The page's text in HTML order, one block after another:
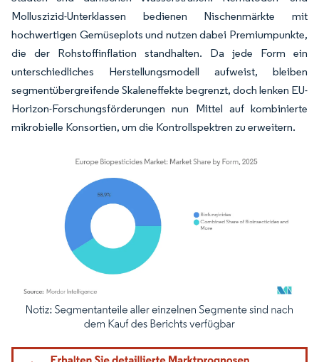
Molluszizid-Unterklassen bedienen Nischenmärkte mit
hochwertigen Gemüseplots und nutzen dabei Premiumpunkte,
die der Rohstoffinflation standhalten. Da jede Form ein
unterschiedliches Herstellungsmodell aufweist, bleiben
segmentübergreifende Skaleneffekte begrenzt, doch lenken EU-
Horizon-Forschungsförderungen nun Mittel auf kombinierte
mikrobielle Konsortien, um die Kontrollspektren zu erweitern.
Bild © Mordor Intelligence. Wiederverwendung erfordert Namensnennung